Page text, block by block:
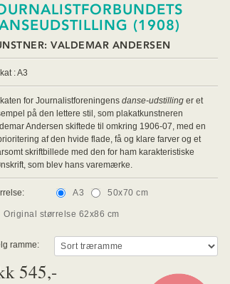
(1908)
VALDEMAR ANDERSEN
: A3
for Journalistforeningens danse-udstilling er et
på den lettere stil, som plakatkunstneren
Andersen skiftede til omkring 1906-07, med en
af den hvide flade, få og klare farver og et
skriftbillede med den for ham karakteristiske
som blev hans varemærke.
A3 50x70 cm
Original størrelse 62x86 cm
ramme:
545,-